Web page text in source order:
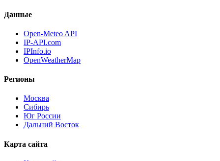
Данные
Open-Meteo API
IP-API.com
IPInfo.io
OpenWeatherMap
Регионы
Москва
Сибирь
Юг России
Дальний Восток
Карта сайта